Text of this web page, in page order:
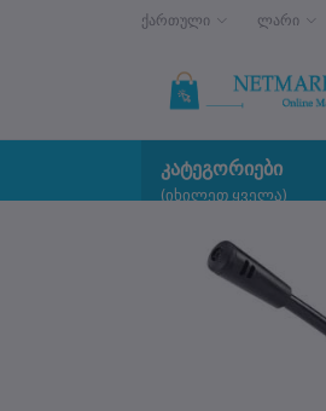
ქართული ლარი
კატეგორიები
(იხილეთ ყველა)